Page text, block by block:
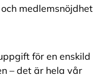
medlemsnöjdhet
för en enskild
– det är hela vår